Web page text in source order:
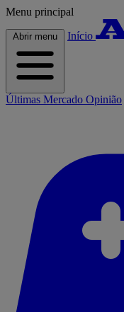
Menu principal
Abrir menu Início
Últimas Mercado Opinião